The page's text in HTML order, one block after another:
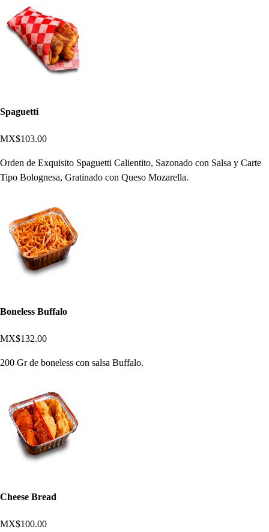
Spaguetti
MX$103.00
Orden de Exquisito Spaguetti Calientito, Sazonado con Salsa y Carte
Tipo Bolognesa, Gratinado con Queso Mozarella.
Boneless Buffalo
MX$132.00
200 Gr de boneless con salsa Buffalo.
Cheese Bread
MX$100.00